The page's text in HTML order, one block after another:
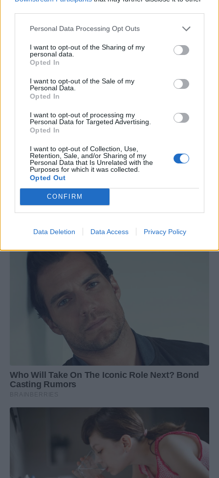
Personal Data Processing Opt Outs
I want to opt-out of the Sharing of my
personal data.
Opted In
I want to opt-out of the Sale of my
Personal Data.
Opted In
I want to opt-out of processing my
Personal Data for Targeted Advertising.
Opted In
I want to opt-out of Collection, Use,
Retention, Sale, and/or Sharing of my
Personal Data that Is Unrelated with the
Purposes for which it was collected.
Opted Out
CONFIRM
Data Deletion Data Access Privacy Policy